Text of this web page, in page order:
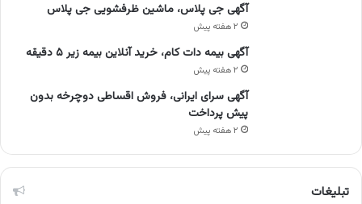
آگهی جی پلاس، ماشین ظرفشویی جی پلاس
۲ هفته پیش
آگهی بیمه دات کام، خرید آنلاین بیمه زیر ۵ دقیقه
۲ هفته پیش
آگهی سرای ایرانی، فروش اقساطی دوچرخه بدون
پیش پرداخت
۲ هفته پیش
تبلیغات